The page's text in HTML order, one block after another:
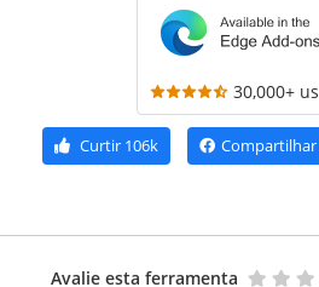
30,000+
Curtir 106k Compartilhar
Avalie esta ferramenta